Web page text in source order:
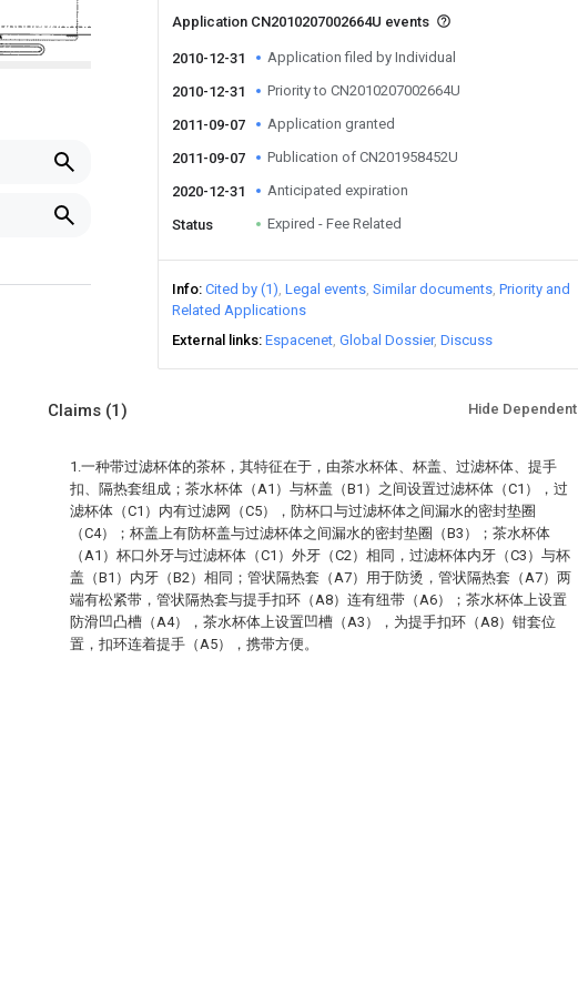
Application CN2010207002664U events
2010-12-31 Application filed by Individual
2010-12-31 Priority to CN2010207002664U
2011-09-07 Application granted
2011-09-07 Publication of CN201958452U
2020-12-31 Anticipated expiration
Status Expired - Fee Related
Info Cited by (1) Legal events Similar documents Priority and
Related Applications
External links Espacenet Global Dossier Discuss
Claims (1) Hide Dependent
1.一种带过滤杯体的茶杯，其特征在于，由茶水杯体、杯盖、过滤杯体、提手
扣、隔热套组成；茶水杯体（A1）与杯盖（B1）之间设置过滤杯体（C1），过
滤杯体（C1）内有过滤网（C5），防杯口与过滤杯体之间漏水的密封垫圈
（C4）；杯盖上有防杯盖与过滤杯体之间漏水的密封垫圈（B3）；茶水杯体
（A1）杯口外牙与过滤杯体（C1）外牙（C2）相同，过滤杯体内牙（C3）与杯
盖（B1）内牙（B2）相同；管状隔热套（A7）用于防烫，管状隔热套（A7）两
端有松紧带，管状隔热套与提手扣环（A8）连有纽带（A6）；茶水杯体上设置
防滑凹凸槽（A4），茶水杯体上设置凹槽（A3），为提手扣环（A8）钳套位
置，扣环连着提手（A5），携带方便。